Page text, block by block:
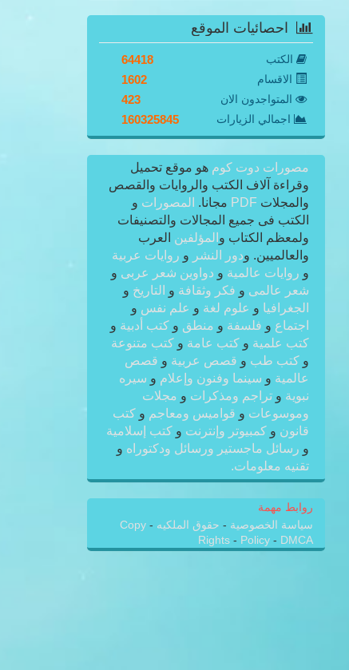
احصائيات الموقع
الكتب 64418
الاقسام 1602
المتواجدون الان 423
اجمالي الزيارات 160325845
مصورات دوت كوم هو موقع تحميل
وقراءة آلاف الكتب والروايات والقصص
والمجلات PDF مجانا. المصورات و
الكتب فى جميع المجالات والتصنيفات
ولمعظم الكتاب و المؤلفين العرب
والعالميين. ودور النشر و روايات عربية
و روايات عالمية و دواوين شعر عربى و
شعر عالمى و فكر وثقافة و التاريخ و
الجغرافيا و علوم لغة و علم نفس و
اجتماع و فلسفة و منطق و كتب أدبية و
كتب علمية و كتب عامة و كتب متنوعة
و كتب طب و قصص عربية و قصص
عالمية و سينما وفنون وإعلام و سيره
نبوية و تراجم ومذكرات و مجلات
وموسوعات و قواميس ومعاجم و كتب
قانون و كمبيوتر وإنترنت و كتب إسلامية
و رسائل ماجستير ورسائل ودكتوراه و
تقنيه معلومات.
روابط مهمة
سياسة الخصوصية - حقوق الملكيه -
Copy
Rights - Policy - DMCA